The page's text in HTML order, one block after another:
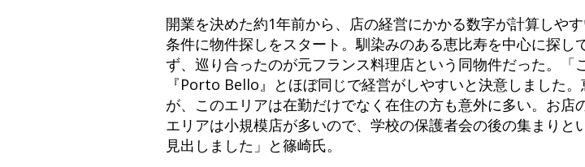
開業を決めた約1年前から、店の経営にかかる数字が計算しや
条件に物件探しをスタート。馴染みのある恵比寿を中心に探し
ず、巡り合ったのが元フランス料理店という同物件だった。「
『Porto Bello』とほぼ同じで経営がしやすいと決意しました
が、このエリアは在勤だけでなく在住の方も意外に多い。お
エリアは小規模店が多いので、学校の保護者会の後の集まりと
見出しました」と篠崎氏。